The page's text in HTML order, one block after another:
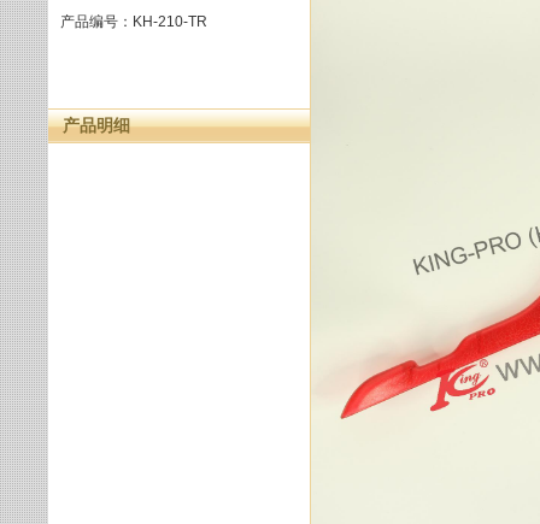
产品编号：KH-210-TR
产品明细